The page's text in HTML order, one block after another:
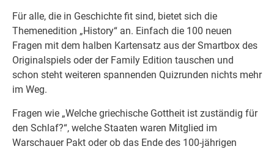
Für alle, die in Geschichte fit sind, bietet sich die
Themenedition „History“ an. Einfach die 100 neuen
Fragen mit dem halben Kartensatz aus der Smartbox des
Originalspiels oder der Family Edition tauschen und
schon steht weiteren spannenden Quizrunden nichts mehr
im Weg.
Fragen wie „Welche griechische Gottheit ist zuständig für
den Schlaf?“, welche Staaten waren Mitglied im
Warschauer Pakt oder ob das Ende des 100-jährigen